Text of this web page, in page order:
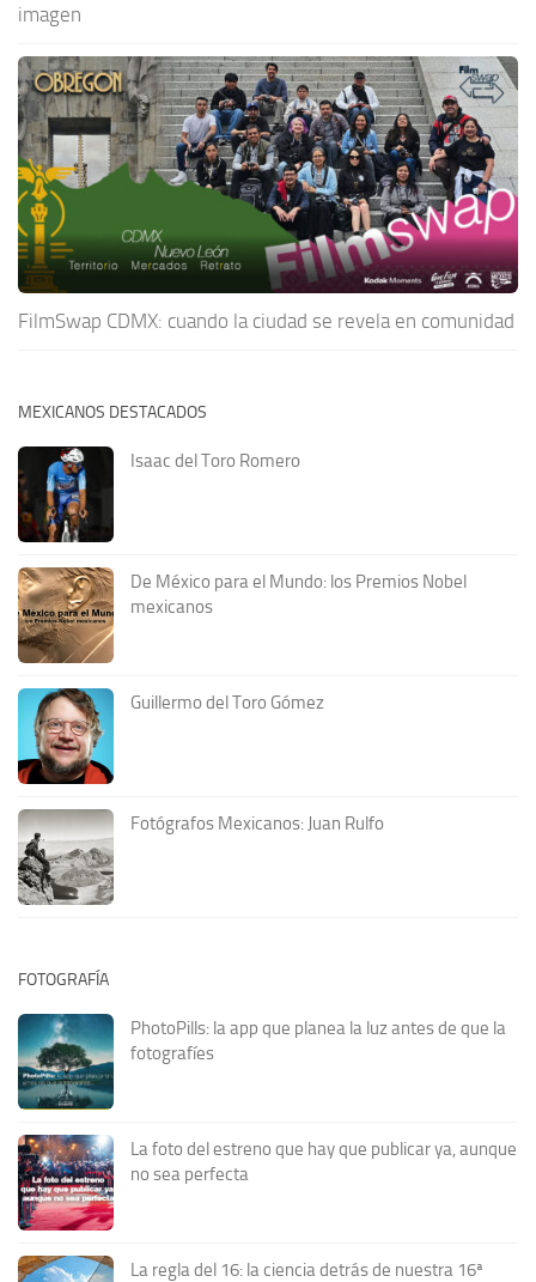
imagen
FilmSwap CDMX: cuando la ciudad se revela en comunidad
MEXICANOS DESTACADOS
Isaac del Toro Romero
De México para el Mundo: los Premios Nobel
mexicanos
Guillermo del Toro Gómez
Fotógrafos Mexicanos: Juan Rulfo
FOTOGRAFÍA
PhotoPills: la app que planea la luz antes de que la
fotografíes
La foto del estreno que hay que publicar ya, aunque
no sea perfecta
La regla del 16: la ciencia detrás de nuestra 16ª